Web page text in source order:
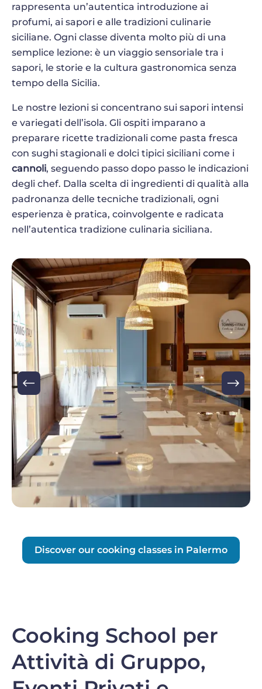
rappresenta un’autentica introduzione ai
profumi, ai sapori e alle tradizioni culinarie
siciliane. Ogni classe diventa molto più di una
semplice lezione: è un viaggio sensoriale tra i
sapori, le storie e la cultura gastronomica senza
tempo della Sicilia.
Le nostre lezioni si concentrano sui sapori intensi
e variegati dell’isola. Gli ospiti imparano a
preparare ricette tradizionali come pasta fresca
con sughi stagionali e dolci tipici siciliani come i
cannoli, seguendo passo dopo passo le indicazioni
degli chef. Dalla scelta di ingredienti di qualità alla
padronanza delle tecniche tradizionali, ogni
esperienza è pratica, coinvolgente e radicata
nell’autentica tradizione culinaria siciliana.
Image
Discover our cooking classes in Palermo
Cooking School per
Attività di Gruppo,